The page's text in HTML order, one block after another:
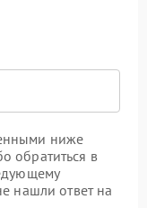
ниже
обратиться в
нашли ответ на